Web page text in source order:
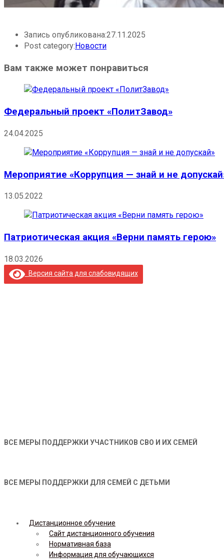
Запись опубликована:27.11.2025
Post category:Новости
Вам также может понравиться
Федеральный проект «ПолитЗавод»
24.04.2025
Мероприятие «Коррупция — знай и не
13.05.2022
Патриотическая акция «Верни память герою»
18.03.2026
Версия сайта для слабовидящих
ВСЕ МЕРЫ ПОДДЕРЖКИ УЧАСТНИКОВ СВО И ИХ СЕМЕЙ
ВСЕ МЕРЫ ПОДДЕРЖКИ ДЛЯ СЕМЕЙ С ДЕТЬМИ
Дистанционное обучение
Сайт дистанционного обучения
Нормативная база
Информация для обучающихся